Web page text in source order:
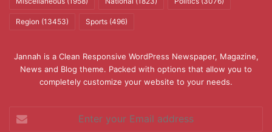
Region (13453) Sports (496)
Jannah is a Clean Responsive WordPress Newspaper, Magazine,
News and Blog theme. Packed with options that allow you to
completely customize your website to your needs.
your